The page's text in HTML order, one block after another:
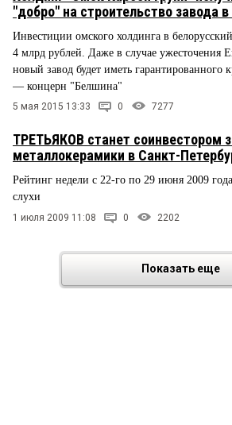
"добро" на строительство завода
Инвестиции омского холдинга в
4 млрд рублей. Даже в случае ужесточения
новый завод будет иметь гарантированного
— концерн "Белшина"
5 мая 2015 13:33 0 7277
ТРЕТЬЯКОВ станет соинвестором
металлокерамики в Санкт-
Рейтинг недели с 22-го по 29 июня 2009
слухи
1 июля 2009 11:08 0 2202
Показать еще